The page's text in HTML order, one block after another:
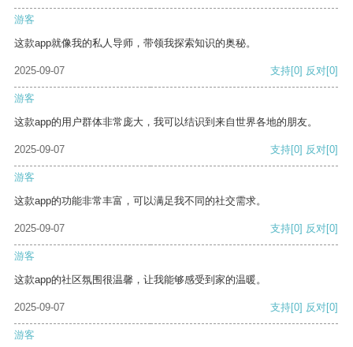
游客
这款app就像我的私人导师，带领我探索知识的奥秘。
2025-09-07 支持[0] 反对[0]
游客
这款app的用户群体非常庞大，我可以结识到来自世界各地的朋友。
2025-09-07 支持[0] 反对[0]
游客
这款app的功能非常丰富，可以满足我不同的社交需求。
2025-09-07 支持[0] 反对[0]
游客
这款app的社区氛围很温馨，让我能够感受到家的温暖。
2025-09-07 支持[0] 反对[0]
游客